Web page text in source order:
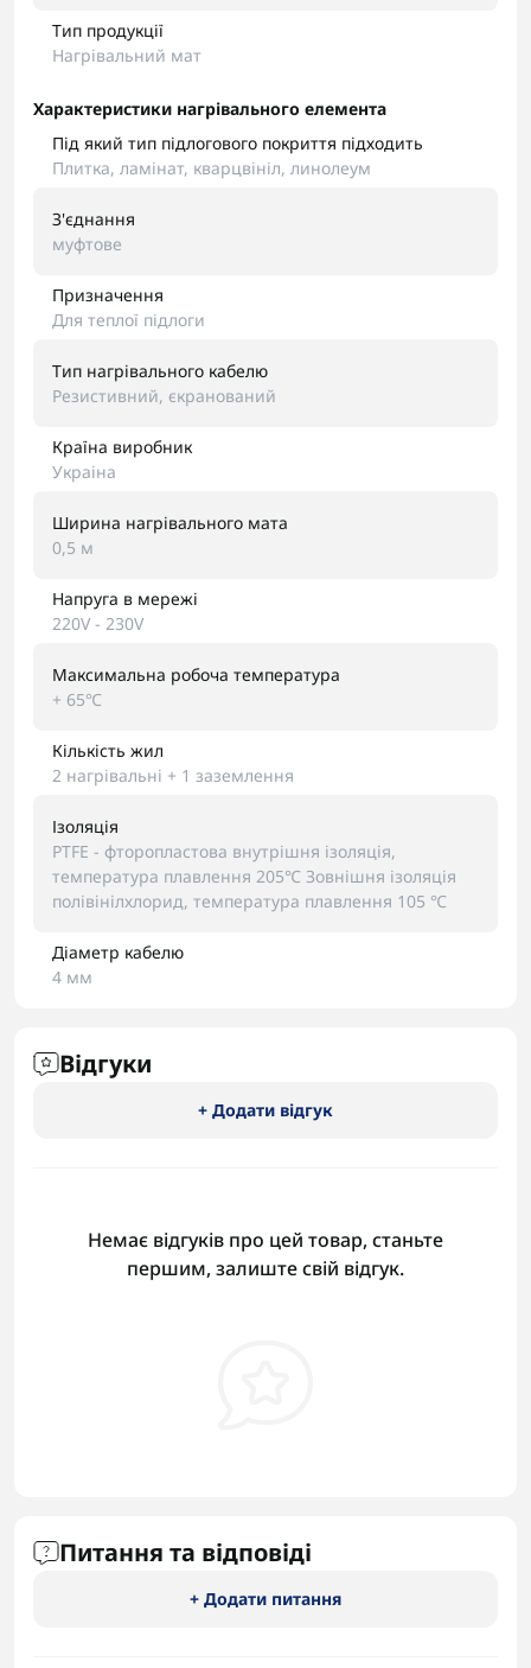
Тип продукції
Нагрівальний мат
Характеристики нагрівального елемента
Під який тип підлогового покриття підходить
Плитка, ламінат, кварцвініл, линолеум
З'єднання
муфтове
Призначення
Для теплої підлоги
Тип нагрівального кабелю
Резистивний, єкранований
Країна виробник
Украіна
Ширина нагрівального мата
0,5 м
Напруга в мережі
220V - 230V
Максимальна робоча температура
+ 65℃
Кількість жил
2 нагрівальні + 1 заземлення
Ізоляція
PTFE - фторопластова внутрішня ізоляція,
температура плавлення 205℃ Зовнішня ізоляція
полівінілхлорид, температура плавлення 105 ℃
Діаметр кабелю
4 мм
Відгуки
+ Додати відгук
Немає відгуків про цей товар, станьте
першим, залиште свій відгук.
Питання та відповіді
+ Додати питання